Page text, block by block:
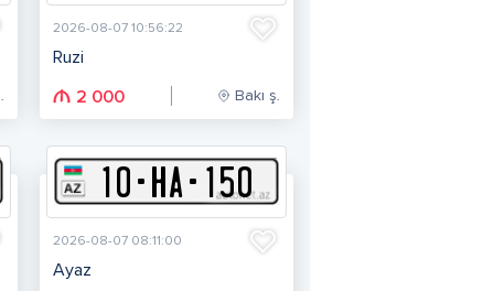
2026-08-07 10:56:22
Ruzi
2 000 Bakı ş.
10-HA- 150
2026-08-07 08:11:00
Ayaz